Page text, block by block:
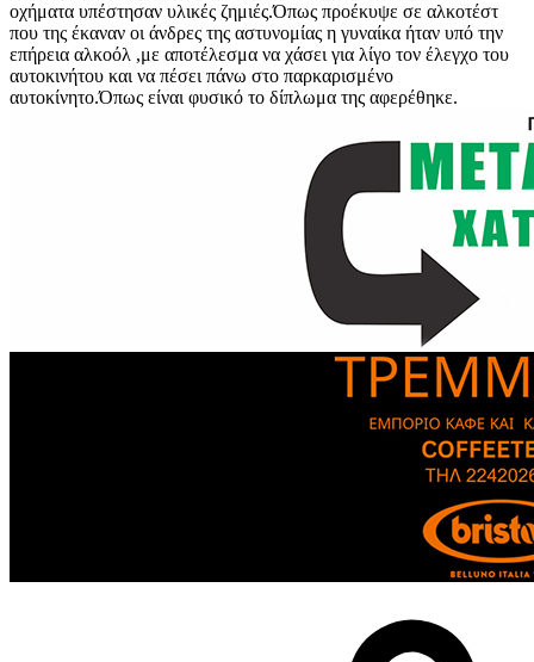
οχήματα υπέστησαν υλικές ζημιές.Όπως προέκυψε σε αλκοτέστ
που της έκαναν οι άνδρες της αστυνομίας η γυναίκα ήταν υπό την
επήρεια αλκοόλ ,με αποτέλεσμα να χάσει για λίγο τον έλεγχο του
αυτοκινήτου και να πέσει πάνω στο παρκαρισμένο
αυτοκίνητο.Όπως είναι φυσικό το δίπλωμα της αφερέθηκε.